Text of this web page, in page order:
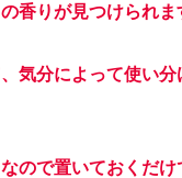
香りが見つけられま
気分によって使い
ので置いておくだ